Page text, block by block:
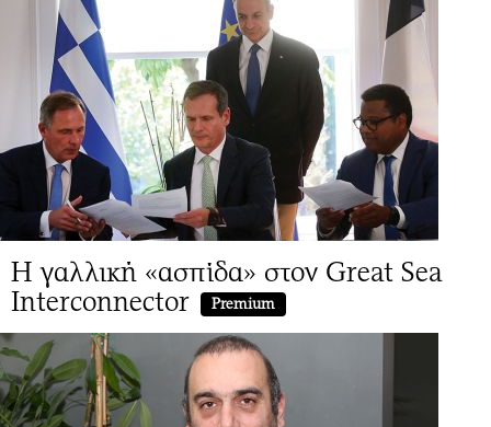
Η γαλλική «ασπίδα» στον Great Sea
Interconnector
Premium